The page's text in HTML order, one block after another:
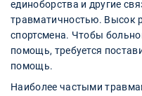
единоборства и другие
травматичностью. Высок
спортсмена. Чтобы
помощь, требуется
помощь.
Наиболее частыми